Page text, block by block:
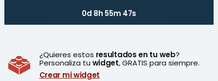
0d 8h 55m 47s
¿Quieres estos resultados en tu web?
Personaliza tu widget, GRATIS para siempre.
Crear mi widget